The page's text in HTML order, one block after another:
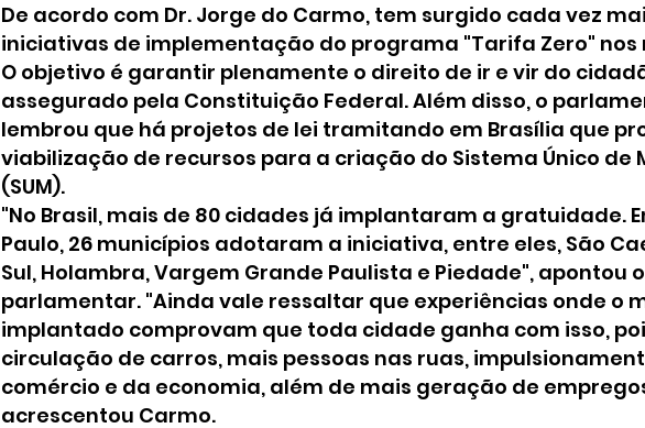
De acordo com Dr. Jorge do Carmo, tem surgido cada vez
iniciativas de implementação do programa "Tarifa Zero" nos
O objetivo é garantir plenamente o direito de ir e vir do
assegurado pela Constituição Federal. Além disso, o
lembrou que há projetos de lei tramitando em Brasília que
viabilização de recursos para a criação do Sistema Único de
(SUM).
"No Brasil, mais de 80 cidades já implantaram a gratuidade.
Paulo, 26 municípios adotaram a iniciativa, entre eles, São
Sul, Holambra, Vargem Grande Paulista e Piedade", apontou o
parlamentar. "Ainda vale ressaltar que experiências onde o
implantado comprovam que toda cidade ganha com isso,
circulação de carros, mais pessoas nas ruas,
comércio e da economia, além de mais geração de
acrescentou Carmo.